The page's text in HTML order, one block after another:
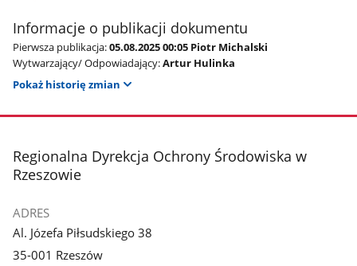
Informacje o publikacji dokumentu
Pierwsza publikacja:05.08.2025 00:05 Piotr Michalski
Wytwarzający/ Odpowiadający:Artur Hulinka
Pokaż historię zmian
stopka
Regionalna Dyrekcja Ochrony Środowiska w
Rzeszowie
ADRES
Al. Józefa Piłsudskiego 38
35-001 Rzeszów